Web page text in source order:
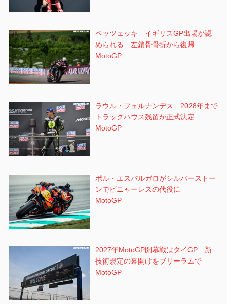
ベッツェッキ イギリスGP出場が認
められる 左鎖骨骨折から復帰
MotoGP
ラウル・フェルナンデス 2028年まで
トラックハウス残留が正式決定
MotoGP
ポル・エスパルガロがシルバーストー
ンでビニャーレスの代役に
MotoGP
2027年MotoGP開幕戦はタイGP 新
技術規定の幕開けをブリーラムで
MotoGP